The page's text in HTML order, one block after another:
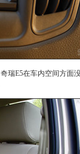
奇瑞E5在车内空间方面